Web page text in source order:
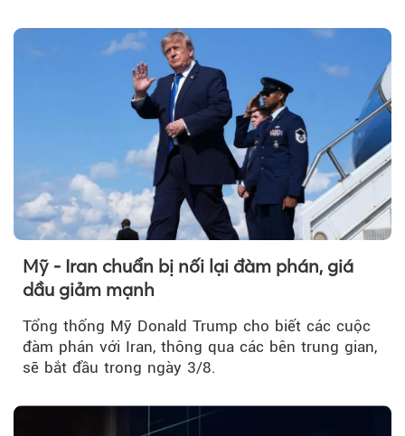
Mỹ - Iran chuẩn bị nối lại đàm phán, giá
dầu giảm mạnh
Tổng thống Mỹ Donald Trump cho biết các cuộc
đàm phán với Iran, thông qua các bên trung gian,
sẽ bắt đầu trong ngày 3/8.